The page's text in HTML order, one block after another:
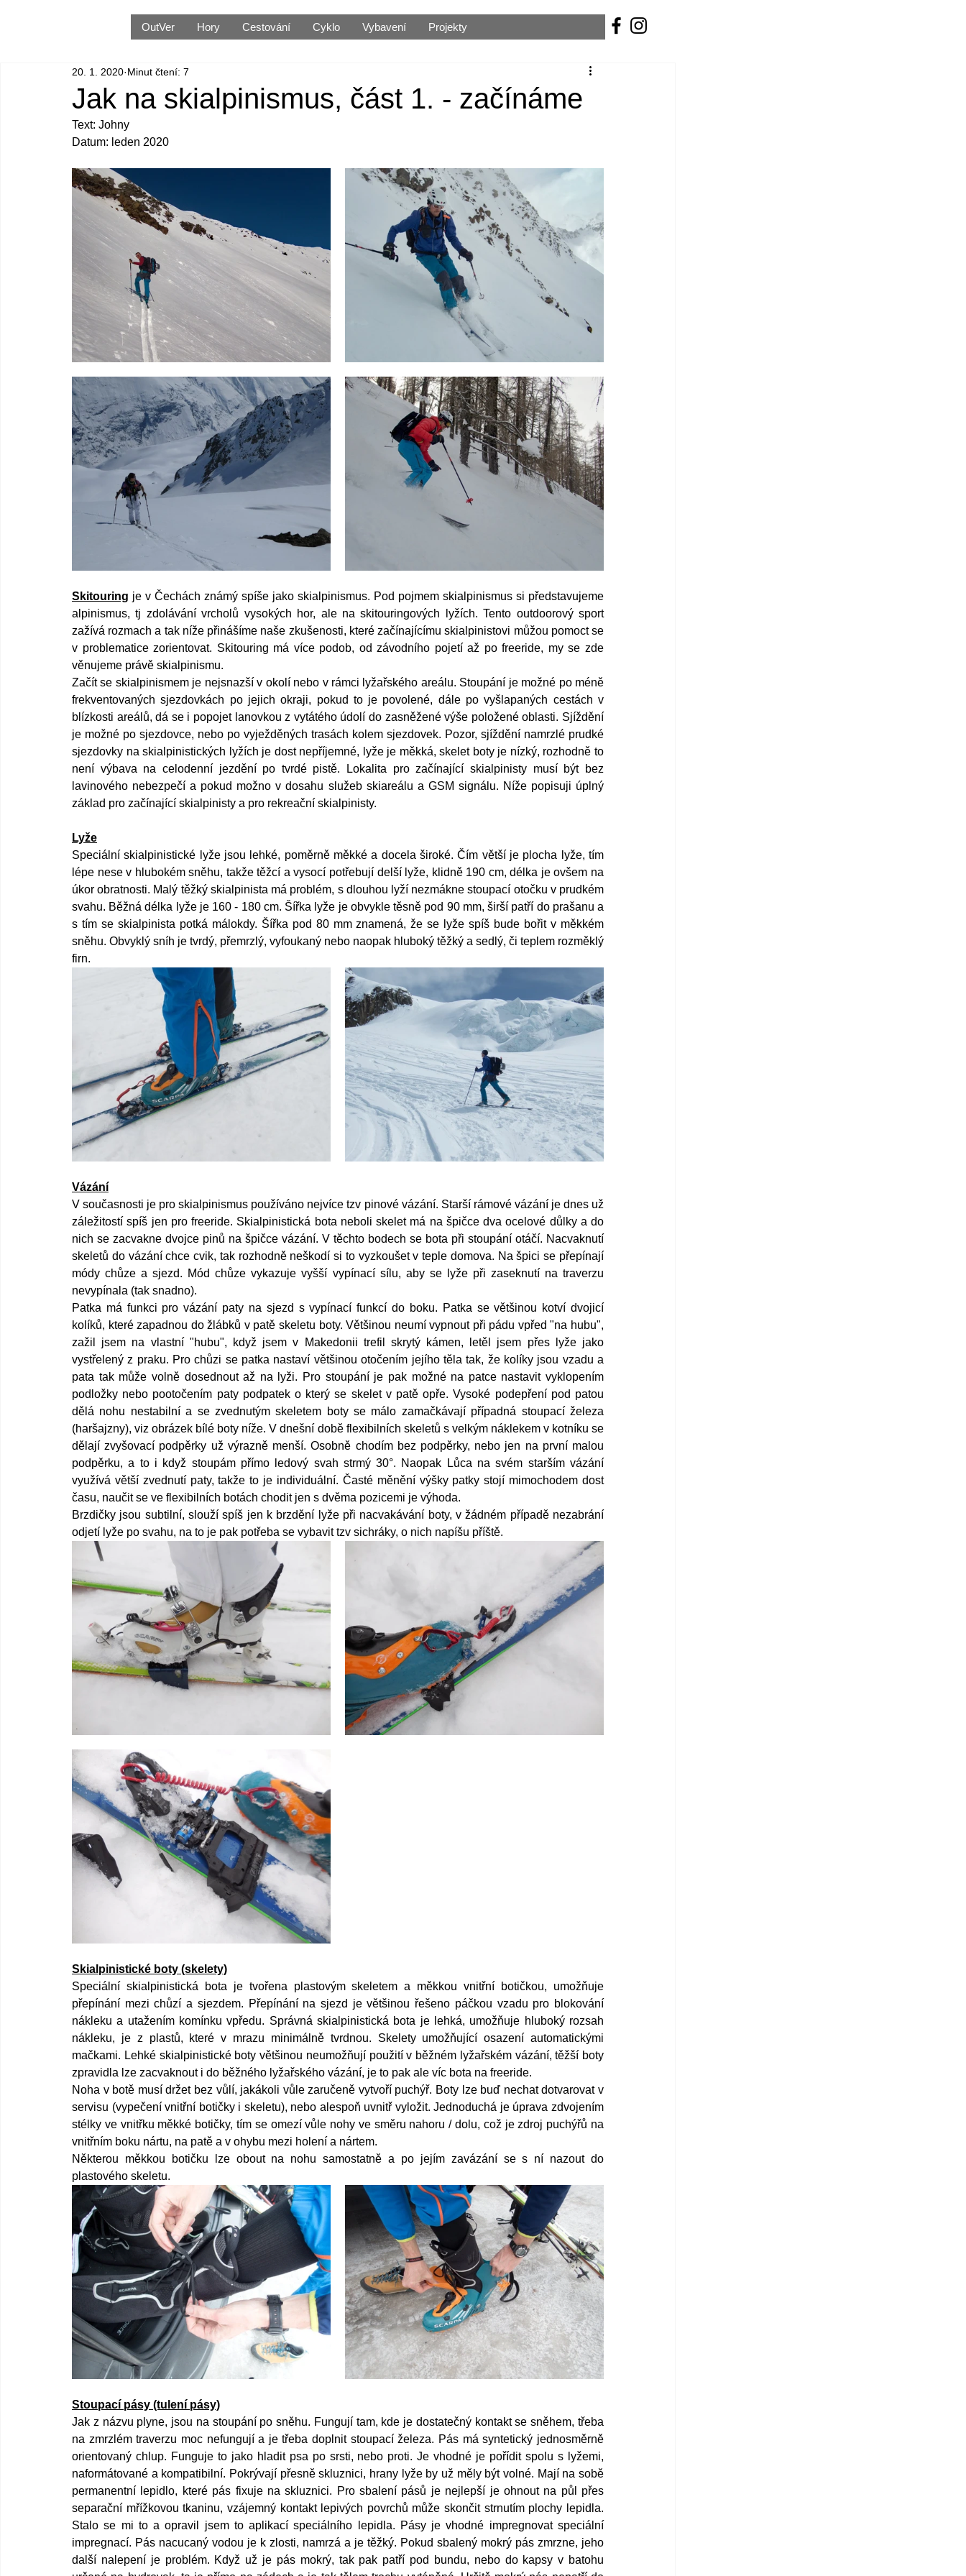
OutVer Hory Cestování Cyklo Vybavení Projekty
Jak na skialpinismus, část 1. - začínáme
20. 1. 2020 Minut čtení: 7
Text: Johny
Datum: leden 2020
Skitouring je v Čechách známý spíše jako skialpinismus. Pod pojmem skialpinismus si představujeme
alpinismus, tj zdolávání vrcholů vysokých hor, ale na skitouringových lyžích. Tento outdoorový sport
zažívá rozmach a tak níže přinášíme naše zkušenosti, které začínajícímu skialpinistovi můžou pomoct se
v problematice zorientovat. Skitouring má více podob, od závodního pojetí až po freeride, my se zde
věnujeme právě skialpinismu.
Začít se skialpinismem je nejsnazší v okolí nebo v rámci lyžařského areálu. Stoupání je možné po méně
frekventovaných sjezdovkách po jejich okraji, pokud to je povolené, dále po vyšlapaných cestách v
blízkosti areálů, dá se i popojet lanovkou z vytátého údolí do zasněžené výše položené oblasti. Sjíždění
je možné po sjezdovce, nebo po vyježděných trasách kolem sjezdovek. Pozor, sjíždění namrzlé prudké
sjezdovky na skialpinistických lyžích je dost nepříjemné, lyže je měkká, skelet boty je nízký, rozhodně to
není výbava na celodenní jezdění po tvrdé pistě. Lokalita pro začínající skialpinisty musí být bez
lavinového nebezpečí a pokud možno v dosahu služeb skiareálu a GSM signálu. Níže popisuji úplný
základ pro začínající skialpinisty a pro rekreační skialpinisty.
Lyže
Speciální skialpinistické lyže jsou lehké, poměrně měkké a docela široké. Čím větší je plocha lyže, tím
lépe nese v hlubokém sněhu, takže těžcí a vysocí potřebují delší lyže, klidně 190 cm, délka je ovšem na
úkor obratnosti. Malý těžký skialpinista má problém, s dlouhou lyží nezmákne stoupací otočku v prudkém
svahu. Běžná délka lyže je 160 - 180 cm. Šířka lyže je obvykle těsně pod 90 mm, širší patří do prašanu a
s tím se skialpinista potká málokdy. Šířka pod 80 mm znamená, že se lyže spíš bude bořit v měkkém
sněhu. Obvyklý sníh je tvrdý, přemrzlý, vyfoukaný nebo naopak hluboký těžký a sedlý, či teplem rozměklý
firn.
Vázání
V současnosti je pro skialpinismus používáno nejvíce tzv pinové vázání. Starší rámové vázání je dnes už
záležitostí spíš jen pro freeride. Skialpinistická bota neboli skelet má na špičce dva ocelové důlky a do
nich se zacvakne dvojce pinů na špičce vázání. V těchto bodech se bota při stoupání otáčí. Nacvaknutí
skeletů do vázání chce cvik, tak rozhodně neškodí si to vyzkoušet v teple domova. Na špici se přepínají
módy chůze a sjezd. Mód chůze vykazuje vyšší vypínací sílu, aby se lyže při zaseknutí na traverzu
nevypínala (tak snadno).
Patka má funkci pro vázání paty na sjezd s vypínací funkcí do boku. Patka se většinou kotví dvojicí
kolíků, které zapadnou do žlábků v patě skeletu boty. Většinou neumí vypnout při pádu vpřed "na hubu",
zažil jsem na vlastní "hubu", když jsem v Makedonii trefil skrytý kámen, letěl jsem přes lyže jako
vystřelený z praku. Pro chůzi se patka nastaví většinou otočením jejího těla tak, že kolíky jsou vzadu a
pata tak může volně dosednout až na lyži. Pro stoupání je pak možné na patce nastavit vyklopením
podložky nebo pootočením paty podpatek o který se skelet v patě opře. Vysoké podepření pod patou
dělá nohu nestabilní a se zvednutým skeletem boty se málo zamačkávají případná stoupací železa
(haršajzny), viz obrázek bílé boty níže. V dnešní době flexibilních skeletů s velkým náklekem v kotníku se
dělají zvyšovací podpěrky už výrazně menší. Osobně chodím bez podpěrky, nebo jen na první malou
podpěrku, a to i když stoupám přímo ledový svah strmý 30°. Naopak Lůca na svém starším vázání
využívá větší zvednutí paty, takže to je individuální. Časté měnění výšky patky stojí mimochodem dost
času, naučit se ve flexibilních botách chodit jen s dvěma pozicemi je výhoda.
Brzdičky jsou subtilní, slouží spíš jen k brzdění lyže při nacvakávání boty, v žádném případě nezabrání
odjetí lyže po svahu, na to je pak potřeba se vybavit tzv sichráky, o nich napíšu příště.
Skialpinistické boty (skelety)
Speciální skialpinistická bota je tvořena plastovým skeletem a měkkou vnitřní botičkou, umožňuje
přepínání mezi chůzí a sjezdem. Přepínání na sjezd je většinou řešeno páčkou vzadu pro blokování
nákleku a utažením komínku vpředu. Správná skialpinistická bota je lehká, umožňuje hluboký rozsah
nákleku, je z plastů, které v mrazu minimálně tvrdnou. Skelety umožňující osazení automatickými
mačkami. Lehké skialpinistické boty většinou neumožňují použití v běžném lyžařském vázání, těžší boty
zpravidla lze zacvaknout i do běžného lyžařského vázání, je to pak ale víc bota na freeride.
Noha v botě musí držet bez vůlí, jakákoli vůle zaručeně vytvoří puchýř. Boty lze buď nechat dotvarovat v
servisu (vypečení vnitřní botičky i skeletu), nebo alespoň uvnitř vyložit. Jednoduchá je úprava zdvojením
stélky ve vnitřku měkké botičky, tím se omezí vůle nohy ve směru nahoru / dolu, což je zdroj puchýřů na
vnitřním boku nártu, na patě a v ohybu mezi holení a nártem.
Některou měkkou botičku lze obout na nohu samostatně a po jejím zavázání se s ní nazout do
plastového skeletu.
Stoupací pásy (tulení pásy)
Jak z názvu plyne, jsou na stoupání po sněhu. Fungují tam, kde je dostatečný kontakt se sněhem, třeba
na zmrzlém traverzu moc nefungují a je třeba doplnit stoupací železa. Pás má syntetický jednosměrně
orientovaný chlup. Funguje to jako hladit psa po srsti, nebo proti. Je vhodné je pořídit spolu s lyžemi,
naformátované a kompatibilní. Pokrývají přesně skluznici, hrany lyže by už měly být volné. Mají na sobě
permanentní lepidlo, které pás fixuje na skluznici. Pro sbalení pásů je nejlepší je ohnout na půl přes
separační mřížkovou tkaninu, vzájemný kontakt lepivých povrchů může skončit strnutím plochy lepidla.
Stalo se mi to a opravil jsem to aplikací speciálního lepidla. Pásy je vhodné impregnovat speciální
impregnací. Pás nacucaný vodou je k zlosti, namrzá a je těžký. Pokud sbalený mokrý pás zmrzne, jeho
další nalepení je problém. Když už je pás mokrý, tak pak patří pod bundu, nebo do kapsy v batohu